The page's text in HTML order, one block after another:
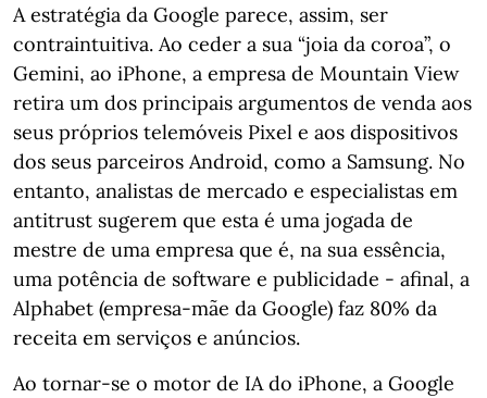
A estratégia da Google parece, assim, ser
contraintuitiva. Ao ceder a sua “joia da coroa”, o
Gemini, ao iPhone, a empresa de Mountain View
retira um dos principais argumentos de venda aos
seus próprios telemóveis Pixel e aos dispositivos
dos seus parceiros Android, como a Samsung. No
entanto, analistas de mercado e especialistas em
antitrust sugerem que esta é uma jogada de
mestre de uma empresa que é, na sua essência,
uma potência de software e publicidade - afinal, a
Alphabet (empresa-mãe da Google) faz 80% da
receita em serviços e anúncios.
Ao tornar-se o motor de IA do iPhone, a Google